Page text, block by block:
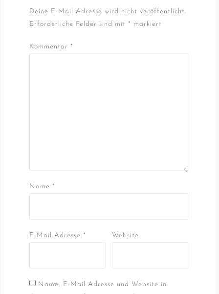
Deine E-Mail-Adresse wird nicht veröffentlicht.
Erforderliche Felder sind mit * markiert
Kommentar *
Name *
E-Mail-Adresse * Website
Name, E-Mail-Adresse und Website in